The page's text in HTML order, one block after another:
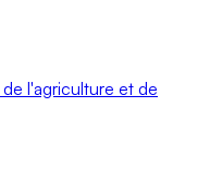
l'agriculture et de